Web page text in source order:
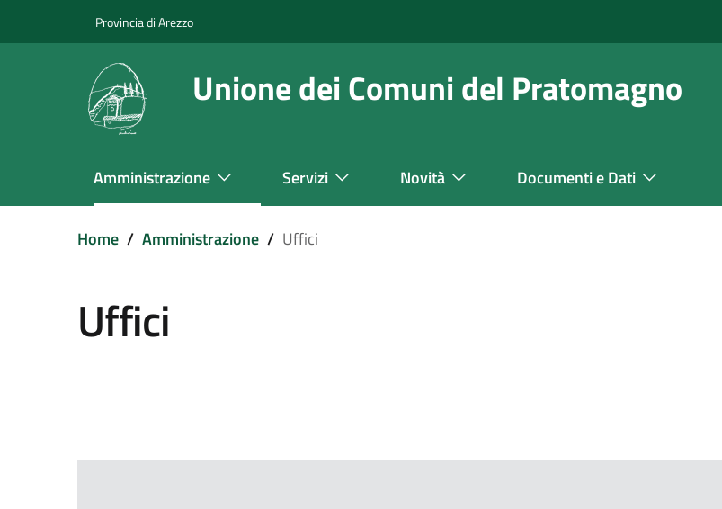
Provincia di Arezzo
Unione dei Comuni del Pratomagno
Navigazione
Principale
Amministrazione Servizi Novità Documenti e Dati
Home / Amministrazione / Uffici
Uffici